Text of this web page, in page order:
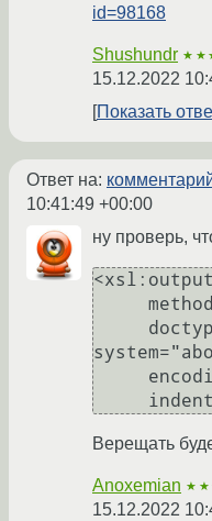
id=98168
Shushundr
15.12.2022
Показать
Ответ на:
10:41:49 +00:00
ну проверь,
<xsl:output
Верещать
Anoxemian
15.12.2022